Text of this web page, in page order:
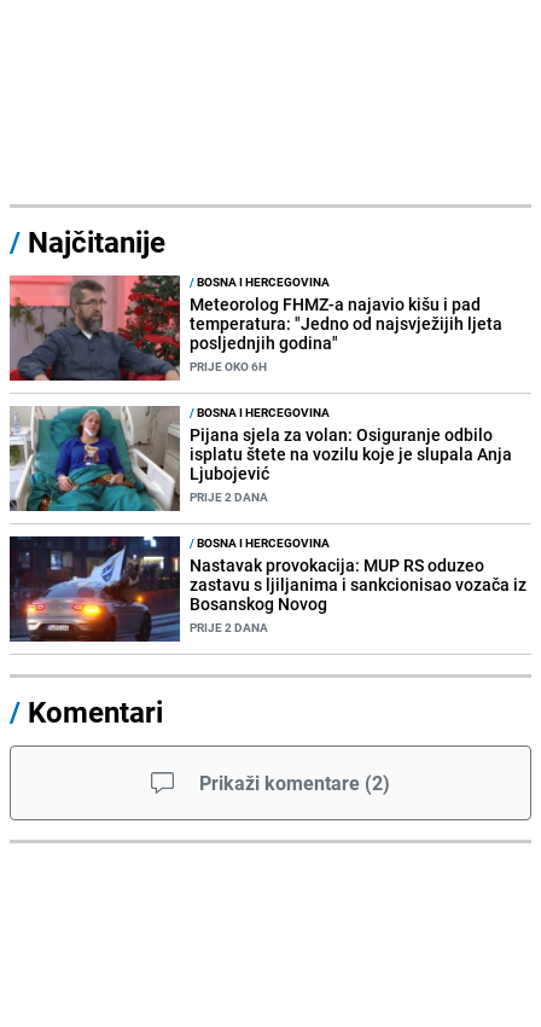
/ Najčitanije
/BOSNA I HERCEGOVINA
Meteorolog FHMZ-a najavio kišu i pad
temperatura: "Jedno od najsvježijih ljeta
posljednjih godina"
PRIJE OKO 6H
/BOSNA I HERCEGOVINA
Pijana sjela za volan: Osiguranje odbilo
isplatu štete na vozilu koje je slupala Anja
Ljubojević
PRIJE 2 DANA
/BOSNA I HERCEGOVINA
Nastavak provokacija: MUP RS oduzeo
zastavu s ljiljanima i sankcionisao vozača iz
Bosanskog Novog
PRIJE 2 DANA
/ Komentari
Prikaži komentare (2)